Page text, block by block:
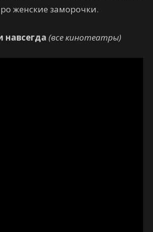
женские заморочки.
навсегда (все кинотеатры)